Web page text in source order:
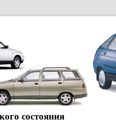
состояния